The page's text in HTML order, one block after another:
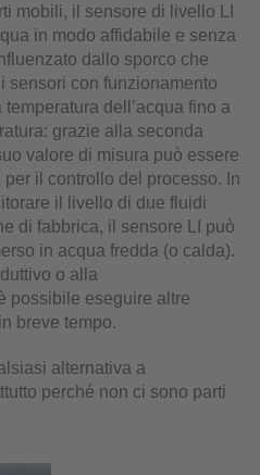
mobili, il sensore di livello LI
in modo affidabile e senza
dallo sporco che
sensori con funzionamento
dell’acqua fino a
grazie alla seconda
valore di misura può essere
il controllo del processo. In
il livello di due fluidi
di fabbrica, il sensore LI può
in acqua fredda (o calda).
o alla
possibile eseguire altre
breve tempo.
alternativa a
perché non ci sono parti